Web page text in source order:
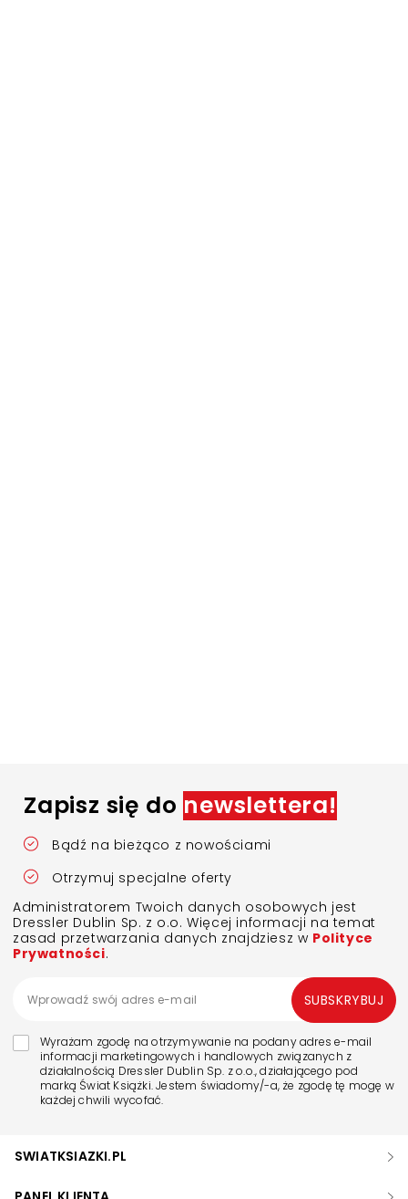
Zapisz się do newslettera!
Bądź na bieżąco z nowościami
Otrzymuj specjalne oferty
Administratorem Twoich danych osobowych jest
Dressler Dublin Sp. z o.o. Więcej informacji na temat
zasad przetwarzania danych znajdziesz w Polityce
Prywatności.
Wyrażam zgodę na otrzymywanie na podany adres e-mail
informacji marketingowych i handlowych związanych z
działalnością Dressler Dublin Sp. z o.o., działającego pod
marką Świat Książki. Jestem świadomy/-a, że zgodę tę mogę w
każdej chwili wycofać.
SUBSKRYBUJ
SWIATKSIAZKI.PL